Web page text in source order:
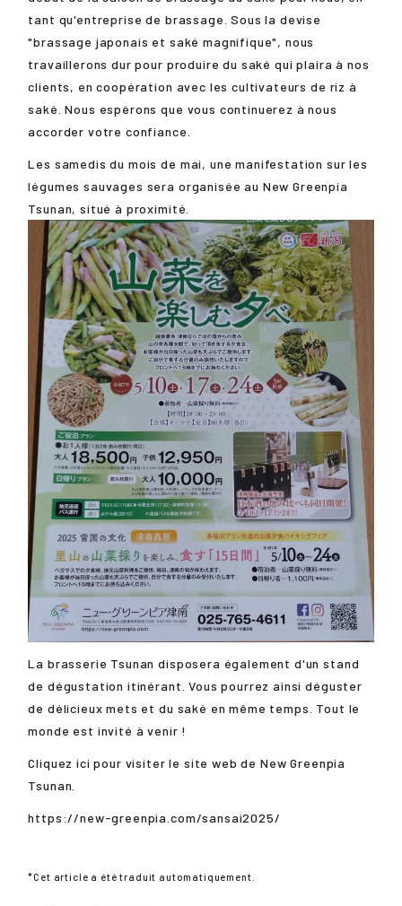
tant qu'entreprise de brassage. Sous la devise
"brassage japonais et saké magnifique", nous
travaillerons dur pour produire du saké qui plaira à nos
clients, en coopération avec les cultivateurs de riz à
saké. Nous espérons que vous continuerez à nous
accorder votre confiance.
Les samedis du mois de mai, une manifestation sur les
légumes sauvages sera organisée au New Greenpia
Tsunan, situé à proximité.
La brasserie Tsunan disposera également d'un stand
de dégustation itinérant. Vous pourrez ainsi déguster
de délicieux mets et du saké en même temps. Tout le
monde est invité à venir !
Cliquez ici pour visiter le site web de New Greenpia
Tsunan.
https://new-greenpia.com/sansai2025/
*Cet article a été traduit automatiquement.